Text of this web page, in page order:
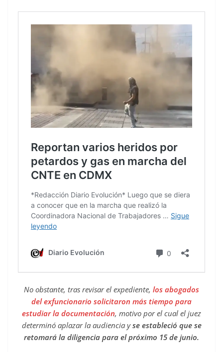
No obstante, tras revisar el expediente, los abogados
del exfuncionario solicitaron más tiempo para
estudiar la documentación, motivo por el cual el juez
determinó aplazar la audiencia yse estableció que se
retomará la diligencia para el próximo 15 de junio.